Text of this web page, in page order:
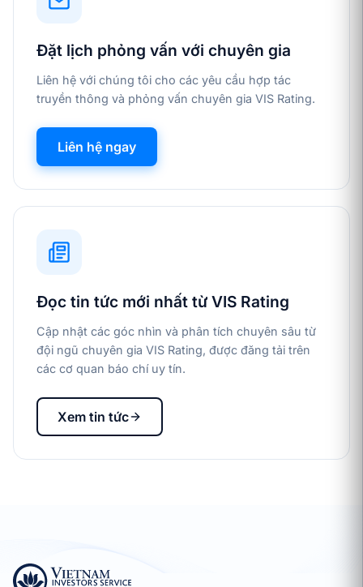
Đặt lịch phỏng vấn với chuyên gia
Liên hệ với chúng tôi cho các yêu cầu hợp tác
truyền thông và phỏng vấn chuyên gia VIS Rating.
Liên hệ ngay
Đọc tin tức mới nhất từ VIS Rating
Cập nhật các góc nhìn và phân tích chuyên sâu từ
đội ngũ chuyên gia VIS Rating, được đăng tải trên
các cơ quan báo chí uy tín.
Xem tin tức